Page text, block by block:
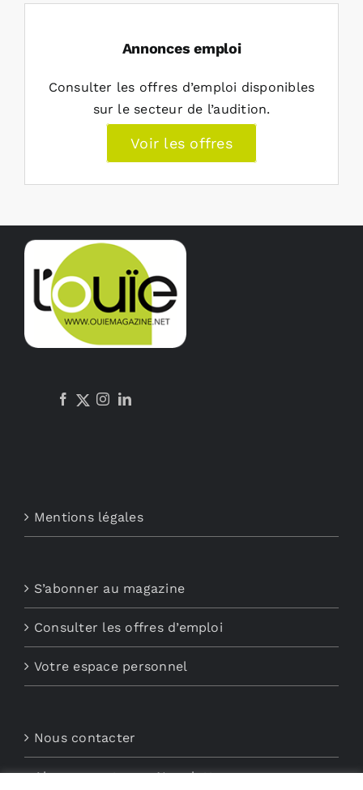
Annonces emploi
Consulter les offres d’emploi disponibles
sur le secteur de l’audition.
Voir les offres
Mentions légales
S’abonner au magazine
Consulter les offres d’emploi
Votre espace personnel
Nous contacter
Abonnements aux Newsletters